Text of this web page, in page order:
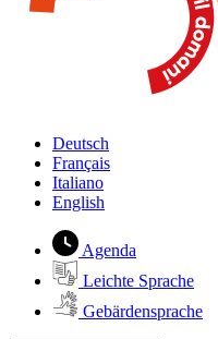
Deutsch
Français
Italiano
English
Agenda
Leichte Sprache
Gebärdensprache